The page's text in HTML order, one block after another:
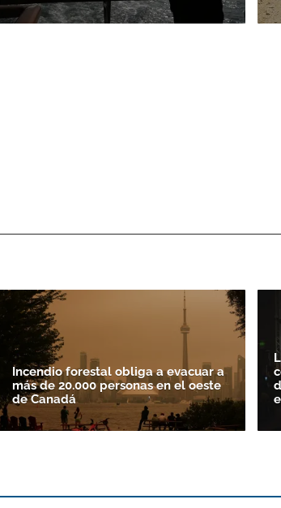
Incendio forestal obliga a evacuar a
más de 20.000 personas en el oeste
de Canadá